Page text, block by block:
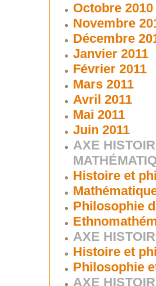
Octobre 2010
Novembre
Décembre
Janvier 2011
Février 2011
Mars 2011
Avril 2011
Mai 2011
Juin 2011
AXE
Histoire et
Philosophie
AXE
Histoire et
Philosophie
AXE